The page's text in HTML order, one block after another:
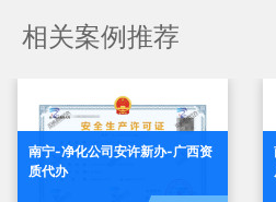
相关案例推荐
南宁-净化公司安许新办-广西资
质代办